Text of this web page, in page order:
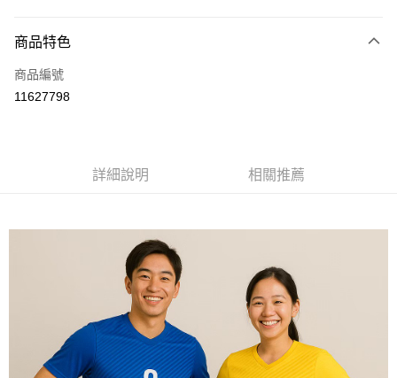
信用卡一次付款
運送方式
商品特色
商品編號
11627798
詳細說明 相關推薦